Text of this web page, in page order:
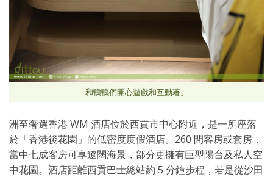
和鴨鴨們開心遊戲和互動著。
洲至奢選香港 WM 酒店位於西貢市中心附近，是一所座落
於「香港後花園」的低密度度假酒店。260 間客房或套房，
當中七成客房可享遼闊海景，部分更擁有巨型陽台及私人空
中花園。酒店距離西貢巴士總站約 5 分鐘步程，若是從沙田